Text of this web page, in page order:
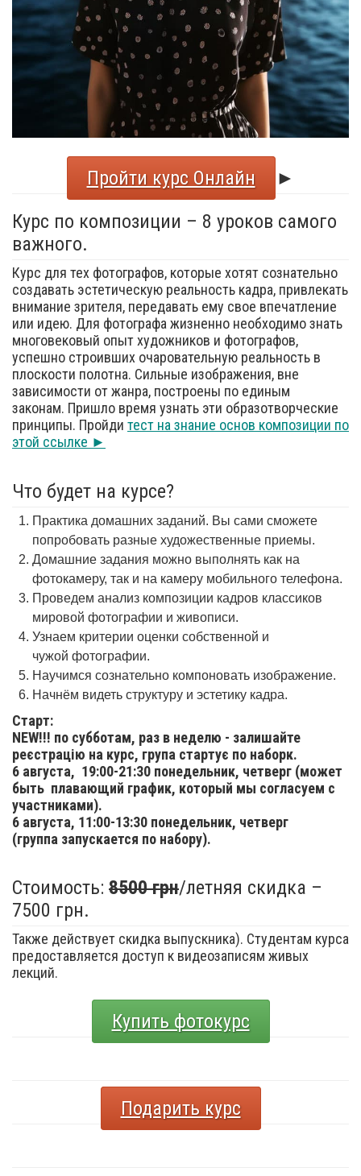
Пройти курс Онлайн
►
Курс по композиции – 8 уроков самого
важного.
Курс для тех фотографов, которые хотят сознательно
создавать эстетическую реальность кадра, привлекать
внимание зрителя, передавать ему свое впечатление
или идею. Для фотографа жизненно необходимо знать
многовековый опыт художников и фотографов,
успешно строивших очаровательную реальность в
плоскости полотна. Сильные изображения, вне
зависимости от жанра, построены по единым
законам. Пришло время узнать эти образотворческие
принципы. Пройди тест на знание основ композиции по
этой ссылке ►
Что будет на курсе?
Практика домашних заданий. Вы сами сможете
попробовать разные художественные приемы.
Домашние задания можно выполнять как на
фотокамеру, так и на камеру мобильного телефона.
Проведем анализ композиции кадров классиков
мировой фотографии и живописи.
Узнаем критерии оценки собственной и
чужой фотографии.
Научимся сознательно компоновать изображение.
Начнём видеть структуру и эстетику кадра.
Старт:
NEW!!! по субботам, раз в неделю - залишайте
реєстрацію на курс, група стартує по наборк.
6 августа, 19:00-21:30 понедельник, четверг (может
быть плавающий график, который мы согласуем с
участниками).
6 августа, 11:00-13:30 понедельник, четверг
(группа запускается по набору).
Стоимость: 8500 грн/летняя скидка –
7500 грн.
Также действует скидка выпускника). Студентам курса
предоставляется доступ к видеозаписям живых
лекций.
Купить фотокурс
Подарить курс